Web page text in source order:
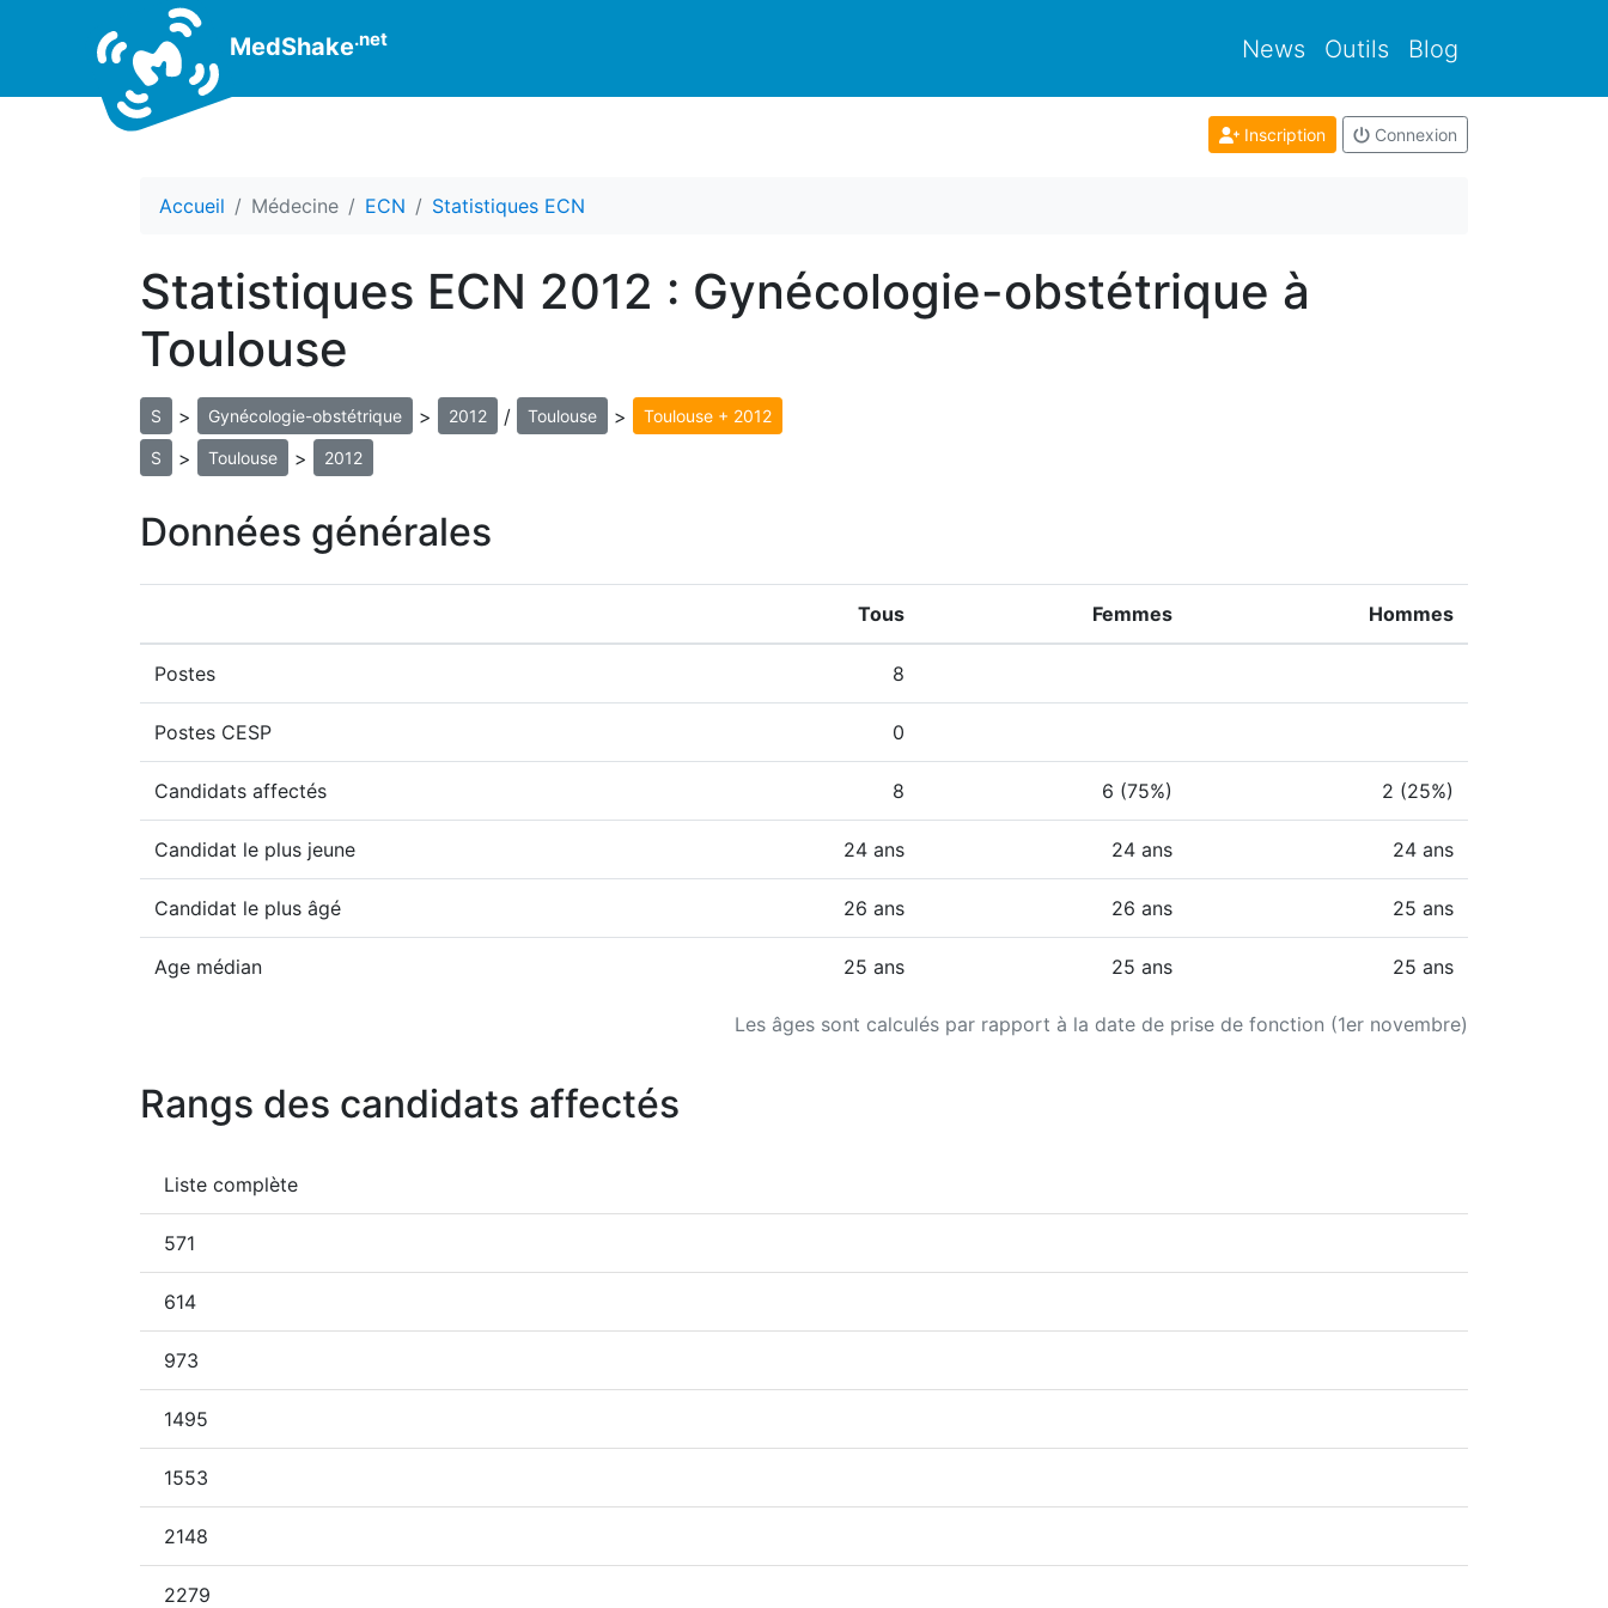
MedShake.net News Outils Blog
Inscription Connexion
Accueil Médecine ECN Statistiques ECN
Statistiques ECN 2012 : Gynécologie-obstétrique à
Toulouse
S > Gynécologie-obstétrique > 2012 / Toulouse > Toulouse + 2012
S > Toulouse > 2012
Données générales
Les âges sont calculés par rapport à la date de prise de fonction (1er novembre)
Tous Femmes Hommes
Postes 8
Postes CESP 0
Candidats affectés 8 6 (75%) 2 (25%)
Candidat le plus jeune 24 ans 24 ans 24 ans
Candidat le plus âgé 26 ans 26 ans 25 ans
Age médian 25 ans 25 ans 25 ans
Rangs des candidats affectés
Liste complète
571
614
973
1495
1553
2148
2279